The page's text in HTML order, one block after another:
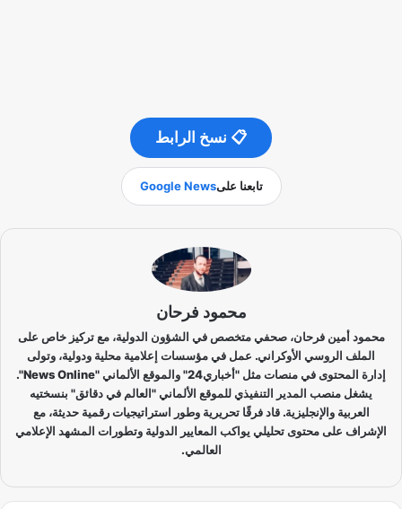
📋 نسخ الرابط
تابعنا علىGoogle News
محمود فرحان
محمود أمين فرحان، صحفي متخصص في الشؤون الدولية، مع تركيز خاص على
الملف الروسي الأوكراني. عمل في مؤسسات إعلامية محلية ودولية، وتولى
إدارة المحتوى في منصات مثل "أخباري24" والموقع الألماني "News Online".
يشغل منصب المدير التنفيذي للموقع الألماني "العالم في دقائق" بنسختيه
العربية والإنجليزية. قاد فرقًا تحريرية وطور استراتيجيات رقمية حديثة، مع
الإشراف على محتوى تحليلي يواكب المعايير الدولية وتطورات المشهد الإعلامي
العالمي.